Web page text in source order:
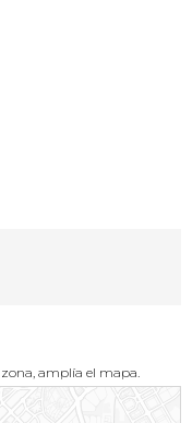
amplía el mapa.